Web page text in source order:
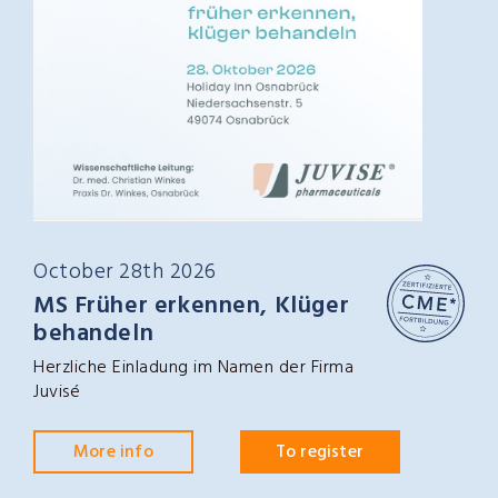
October 28th 2026
MS Früher erkennen, Klüger
behandeln
Herzliche Einladung im Namen der Firma
Juvisé
More info To register